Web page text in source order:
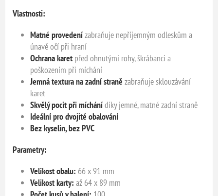
Vlastnosti:
Matné provedenízabraňuje nepříjemným odleskům a
únavě očí při hraní
Ochrana karet před ohnutými rohy, škrábanci a
poškozením při míchání
Jemná textura na zadní straně zabraňuje sklouzávání
karet
Skvělý pocit při míchánídíky jemné, matné zadní straně
Ideální pro dvojité obalování
Bez kyselin, bez PVC
Parametry:
Velikost obalu: 66 x 91 mm
Velikost karty: až 64 x 89 mm